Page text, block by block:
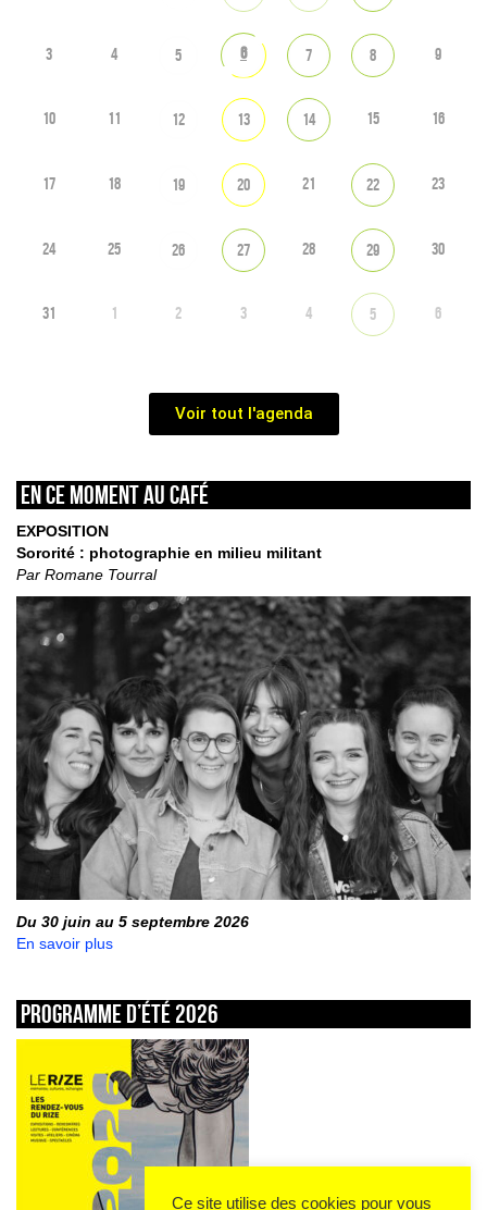
3 4 5 6 7 8 9
10 11 12 13 14 15 16
17 18 19 20 21 22 23
24 25 26 27 28 29 30
31 1 2 3 4 5 6
Voir tout l'agenda
En ce moment au café
EXPOSITION
Sororité : photographie en milieu militant
Par Romane Tourral
Du 30 juin au 5 septembre 2026
En savoir plus
Programme d’été 2026
Ce site utilise des cookies pour vous